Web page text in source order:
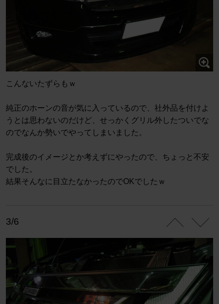
こんないたずらもｗ
純正のホーンの音が気に入っているので、社外品を付けよ
うとは思わないのだけど、せっかくグリル外したついでな
のでなんか勢いでやってしまいました。
完成後のイメージとか考えずにやったので、ちょっと不安
でした。
結果そんなに目立たなかったのでOKでしたｗ
3/6